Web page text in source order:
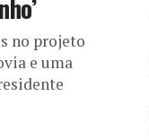
no projeto
e uma